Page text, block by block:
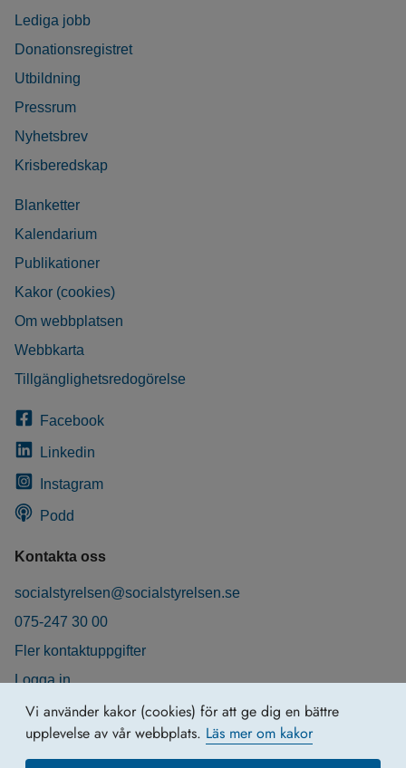
Vi använder kakor (cookies) för att ge dig en bättre
upplevelse av vår webbplats. Läs mer om kakor
Lediga jobb
Donationsregistret
Utbildning
Pressrum
Nyhetsbrev
Krisberedskap
Blanketter
Kalendarium
Publikationer
Kakor (cookies)
Om webbplatsen
Webbkarta
Tillgänglighetsredogörelse
Facebook
Linkedin
Instagram
Podd
Kontakta oss
socialstyrelsen@socialstyrelsen.se
075-247 30 00
Fler kontaktuppgifter
Logga in
Behandling av personuppgifter